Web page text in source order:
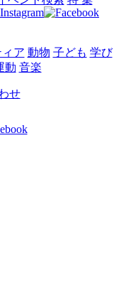
ア 動物 子ども 学び
動 音楽
せ